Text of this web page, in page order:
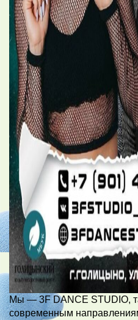
Мы — 3F DANCE STUDIO,
современным